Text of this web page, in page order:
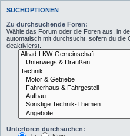
SUCHOPTIONEN
Zu durchsuchende Foren:
Wähle das Forum oder die Foren aus, in
automatisch mit durchsucht, sofern du die
deaktivierst.
Unterforen durchsuchen: